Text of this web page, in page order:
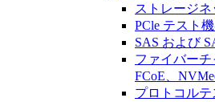
ストレージ
PCle テスト
SAS および
ファイバーチ
FCoE、
プロトコルテ